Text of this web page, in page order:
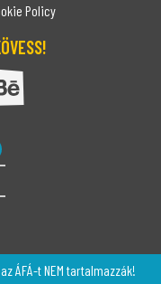
Policy
Facebook oldala
ÁFÁ-t NEM tartalmazzák!